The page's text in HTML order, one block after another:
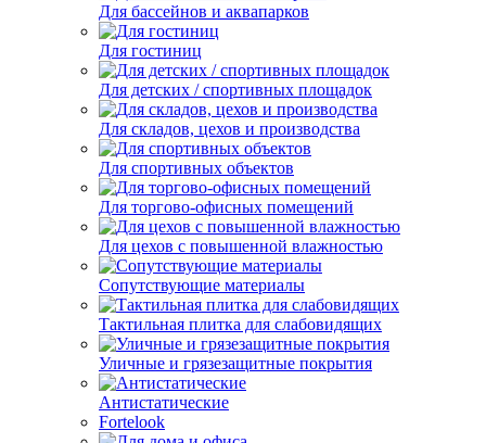
Для бассейнов и аквапарков
Для гостиниц
Для детских / спортивных площадок
Для складов, цехов и производства
Для спортивных объектов
Для торгово-офисных помещений
Для цехов с повышенной влажностью
Сопутствующие материалы
Тактильная плитка для слабовидящих
Уличные и грязезащитные покрытия
Антистатические
Fortelook